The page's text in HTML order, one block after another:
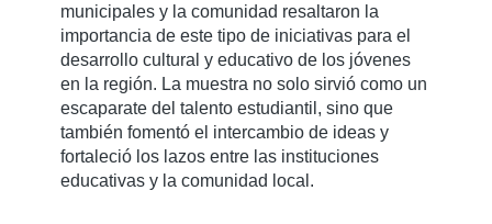
municipales y la comunidad resaltaron la
importancia de este tipo de iniciativas para el
desarrollo cultural y educativo de los jóvenes
en la región. La muestra no solo sirvió como un
escaparate del talento estudiantil, sino que
también fomentó el intercambio de ideas y
fortaleció los lazos entre las instituciones
educativas y la comunidad local.